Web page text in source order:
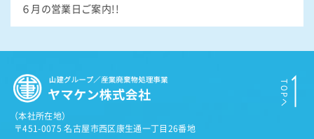
６月の営業日ご案内!!
（本社所在地）
〒451-0075 名古屋市西区康生通一丁目26番地